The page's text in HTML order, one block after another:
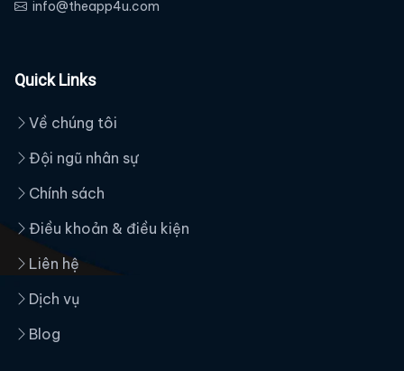
info@theapp4u.com
Quick Links
Về chúng tôi
Đội ngũ nhân sự
Chính sách
Điều khoản & điều kiện
Liên hệ
Dịch vụ
Blog